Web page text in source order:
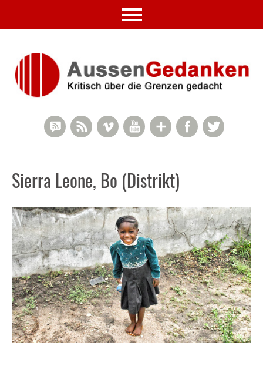
Twitter
Facebook
Google+
YouTube
Vimeo
RSS Feed
RSS Comments
Sierra Leone, Bo (Distrikt)